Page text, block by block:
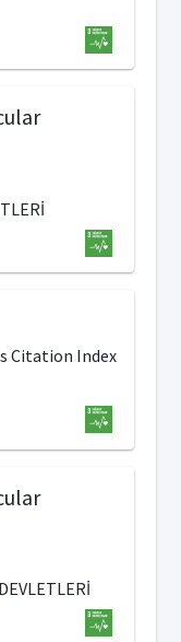
Citation Index